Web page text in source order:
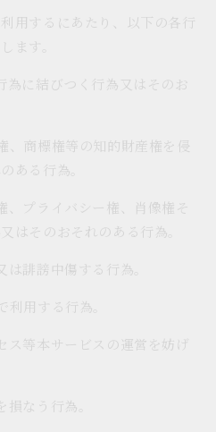
用するにあたり、以下の各行
ます。
為に結びつく行為又はそのお
、商標権等の知的財産権を侵
ある行為。
、プライバシー権、肖像権そ
はそのおそれのある行為。
誹謗中傷する行為。
用する行為。
ス等本サービスの運営を妨げ
なう行為。